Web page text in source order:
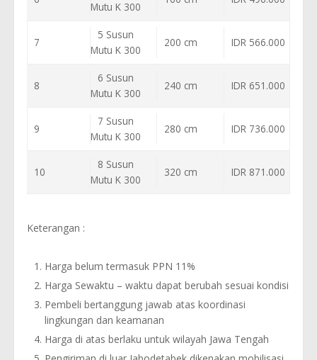
Mutu K 300
7
5 Susun
Mutu K 300
200 cm IDR 566.000
8
6 Susun
Mutu K 300
240 cm IDR 651.000
9
7 Susun
Mutu K 300
280 cm IDR 736.000
10
8 Susun
Mutu K 300
320 cm IDR 871.000
Keterangan :
Harga belum termasuk PPN 11%
Harga Sewaktu – waktu dapat berubah sesuai kondisi
Pembeli bertanggung jawab atas koordinasi
lingkungan dan keamanan
Harga di atas berlaku untuk wilayah Jawa Tengah